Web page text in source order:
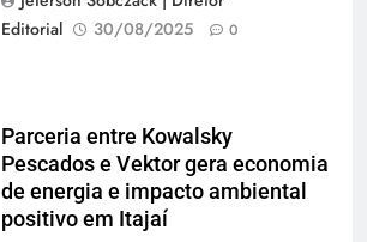
Editorial
30/08/2025 0
Parceria entre Kowalsky
Pescados e Vektor gera economia
de energia e impacto ambiental
positivo em Itajaí